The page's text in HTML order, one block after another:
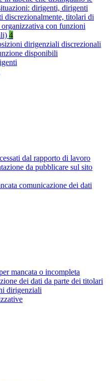
dirigenti, dirigenti
discrezionalmente, titolari di
con funzioni
4
dirigenziali discrezionali
disponibili
dal rapporto di lavoro
da pubblicare sul sito
comunicazione dei dati
mancata o incompleta
dei dati da parte dei titolari
dirigenziali